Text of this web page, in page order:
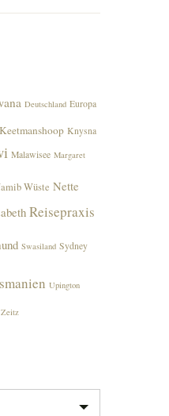
Deutschland Europa
Keetmanshoop Knysna
Malawisee Margaret
Wüste Nette
Reisepraxis
Swasiland Sydney
Upington
Zeitz